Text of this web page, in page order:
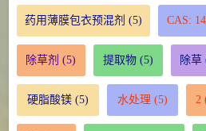
药用薄膜包衣预混剂 (5) CAS:
除草剂 (5) 提取物(5) 除草
硬脂酸镁(5) 水处理 (5) 2